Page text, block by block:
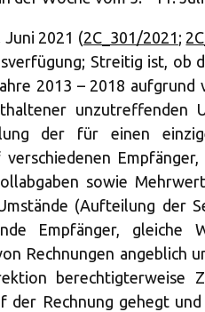
2021 (2C_301/2021 ;
Streitig ist, ob
2013 – 2018 aufgrund
unzutreffenden
der für einen
verschiedenen
sowie
(Aufteilung der
Empfänger, gleiche
Rechnungen angeblich
berechtigterweise
der Rechnung gehegt